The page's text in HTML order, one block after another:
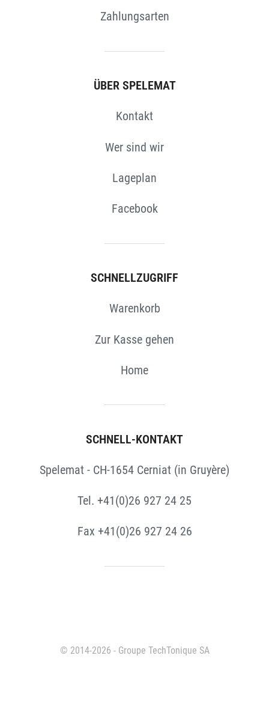
Zahlungsarten
ÜBER SPELEMAT
Kontakt
Wer sind wir
Lageplan
Facebook
SCHNELLZUGRIFF
Warenkorb
Zur Kasse gehen
Home
SCHNELL-KONTAKT
Spelemat - CH-1654 Cerniat (in Gruyère)
Tel. +41(0)26 927 24 25
Fax +41(0)26 927 24 26
© 2014-2026 - Groupe TechTonique SA